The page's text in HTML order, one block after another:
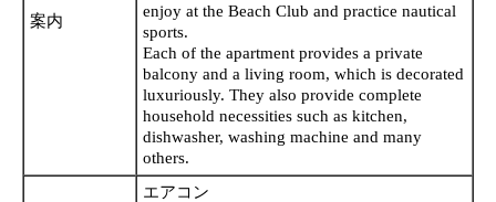
案内
enjoy at the Beach Club and practice nautical
sports.
Each of the apartment provides a private
balcony and a living room, which is decorated
luxuriously. They also provide complete
household necessities such as kitchen,
dishwasher, washing machine and many
others.
エアコン